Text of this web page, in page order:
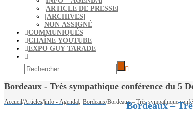
|ARTICLE DE PRESSE|
[ARCHIVES]
NON ASSIGNÉ
COMMUNIQUÉS
CHAÎNE YOUTUBE
EXPO GUY TARADE
Bordeaux - Très sympathique conférence du 5
Accueil/Articles/|info - Agenda| , Bordeaux/Bordeaux – Très sympathique
Bordeaux –